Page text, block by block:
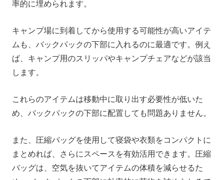
率的に埋められます。
キャンプ場に到着してから使用する可能性が高いアイテ
ムも、バックパックの下部に入れるのに最適です。例え
ば、キャンプ用のスリッパやキャンプチェアなどが該当
します。
これらのアイテムは移動中に取り出す必要性が低いた
め、バックパックの下部に配置しても問題ありません。
また、圧縮バッグを使用して寝袋や衣類をコンパクトに
まとめれば、さらにスペースを有効活用できます。圧縮
バッグは、空気を抜いてアイテムの体積を減らせるた